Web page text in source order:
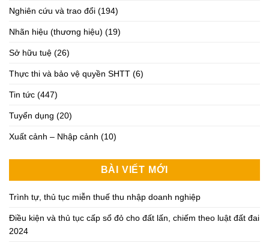
Nghiên cứu và trao đổi (194)
Nhãn hiệu (thương hiệu) (19)
Sở hữu tuệ (26)
Thực thi và bảo vệ quyền SHTT (6)
Tin tức (447)
Tuyển dụng (20)
Xuất cảnh – Nhập cảnh (10)
BÀI VIẾT MỚI
Trình tự, thủ tục miễn thuế thu nhập doanh nghiệp
Điều kiện và thủ tục cấp sổ đỏ cho đất lấn, chiếm theo luật đất đai
2024